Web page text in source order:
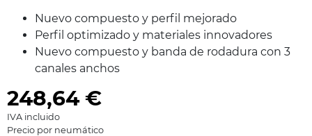
Nuevo compuesto y perfil mejorado
Perfil optimizado y materiales innovadores
Nuevo compuesto y banda de rodadura con 3
canales anchos
248,64€
IVA incluido
Precio por neumático